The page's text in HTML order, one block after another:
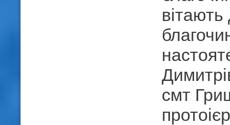
вітають
смт